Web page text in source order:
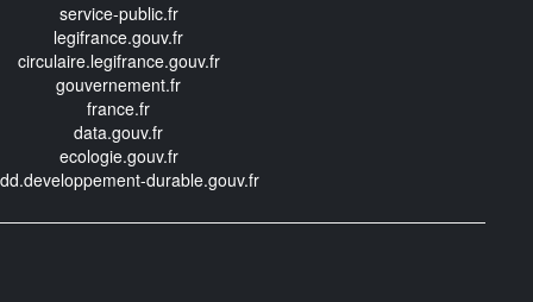
service-public.fr
legifrance.gouv.fr
circulaire.legifrance.gouv.fr
gouvernement.fr
france.fr
data.gouv.fr
ecologie.gouv.fr
durable.gouv.fr